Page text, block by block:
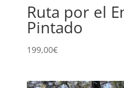
Ruta por el
Pintado
199,00€